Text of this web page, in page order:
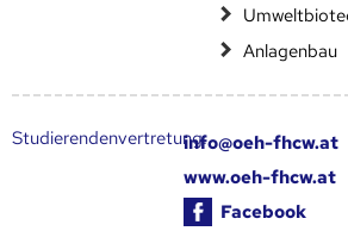
Anlagenbau
Studierendenvertretung:info@oeh-fhcw.at
www.oeh-fhcw.at
Facebook